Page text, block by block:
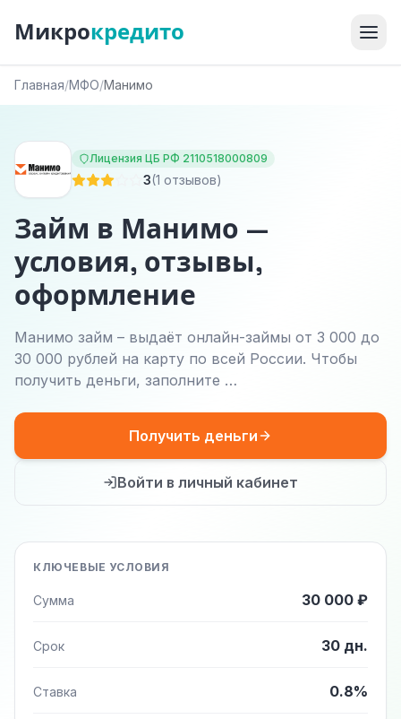
Микрокредито
Главная/МФО/Манимо
Лицензия ЦБ РФ 2110518000809
3(1 отзывов)
Займ в Манимо —
условия, отзывы,
оформление
Манимо займ – выдаёт онлайн-займы от 3 000 до
30 000 рублей на карту по всей России. Чтобы
получить деньги, заполните …
Получить деньги
Войти в личный кабинет
КЛЮЧЕВЫЕ УСЛОВИЯ
Сумма 30 000 ₽
Срок 30 дн.
Ставка 0.8%